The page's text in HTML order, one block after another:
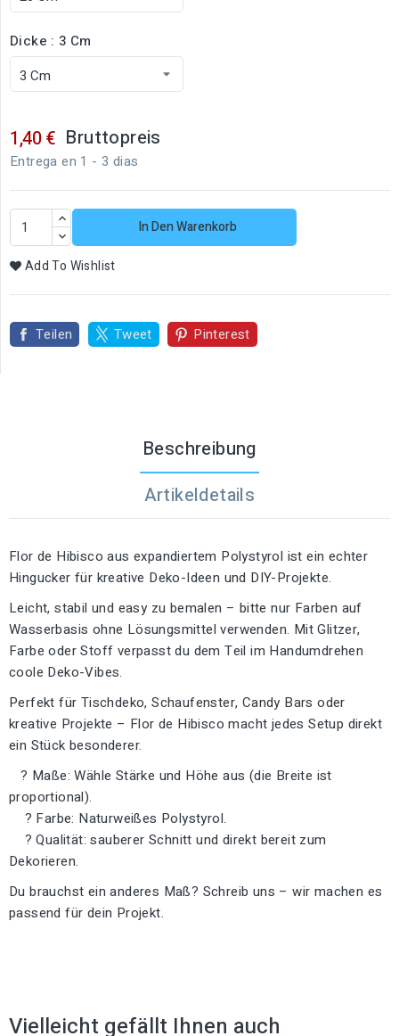
Dicke : 3 Cm
1,40 € Bruttopreis
Entrega en 1 - 3 dias
In Den Warenkorb
Add To Wishlist
Teilen Tweet Pinterest
Beschreibung
Artikeldetails
Flor de Hibisco aus expandiertem Polystyrol ist ein echter
Hingucker für kreative Deko-Ideen und DIY-Projekte.
Leicht, stabil und easy zu bemalen – bitte nur Farben auf
Wasserbasis ohne Lösungsmittel verwenden. Mit Glitzer,
Farbe oder Stoff verpasst du dem Teil im Handumdrehen
coole Deko-Vibes.
Perfekt für Tischdeko, Schaufenster, Candy Bars oder
kreative Projekte – Flor de Hibisco macht jedes Setup direkt
ein Stück besonderer.
? Maße: Wähle Stärke und Höhe aus (die Breite ist
proportional).
? Farbe: Naturweißes Polystyrol.
? Qualität: sauberer Schnitt und direkt bereit zum
Dekorieren.
Du brauchst ein anderes Maß? Schreib uns – wir machen es
passend für dein Projekt.
Vielleicht gefällt Ihnen auch